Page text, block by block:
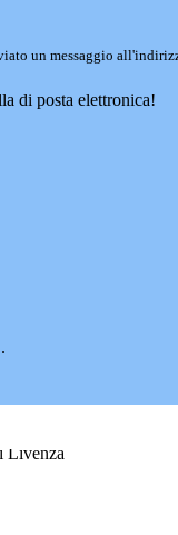
un messaggio
di posta elettronica!